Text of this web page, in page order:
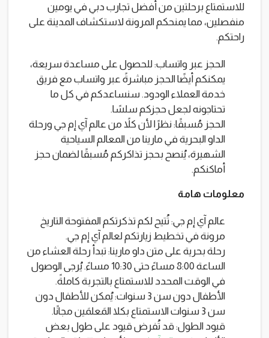
للاستمتاع برحلتين من أفضل تجارب دبي في يومين
منفصلين، مما يمنحكم المرونة لاستكشاف المدينة على
راحتكم.
الحجز عبر واتساب: للحصول على مساعدة سريعة،
يمكنكم أيضًا الحجز مباشرةً عبر واتساب مع فريق
خدمة العملاء الودود. سنساعدكم في كل ما
تحتاجونه لجعل حجزكم سلسًا.
الحجز مُسبقًا: نظرًا لأن كلاً من عالم آي إم جي ورحلة
الداو البحرية في مارينا من المعالم السياحية
الشهيرة، يُنصح بحجز تذاكركم مُسبقًا لضمان حجز
أماكنكم.
معلومات هامة
عالم آي إم جي: تُتيح لكم تذكرتكم المفتوحة التاريخ
مرونة في تخطيط زيارتكم لعالم آي إم جي.
رحلة بحرية على متن داو مارينا: تبدأ رحلة العشاء من
الساعة 8:00 مساءً حتى 10:30 مساءً. يُرجى الوصول
في الوقت المحدد للاستمتاع بالتجربة كاملةً.
الأطفال دون سن 3 سنوات: يُمكن للأطفال دون
سن 3 سنوات الاستمتاع بكلا المَعلمَين مجانًا.
قيود الطول: قد تُفرض قيود على طول بعض